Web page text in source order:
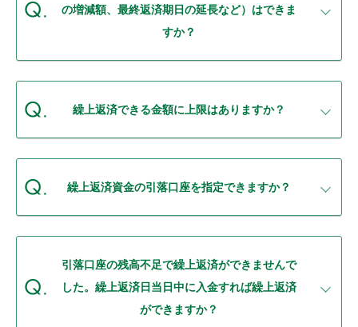
の増減額、最終返済期日の延長など）はできま
すか？
繰上返済できる金額に上限はありますか？
繰上返済資金の引落口座を指定できますか？
引落口座の残高不足で繰上返済ができませんで
した。繰上返済日当日中に入金すれば繰上返済
ができますか？